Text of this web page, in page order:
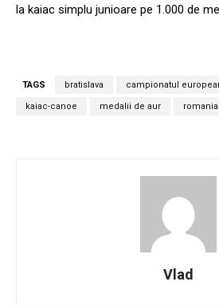
la kaiac simplu junioare pe 1.000 de
TAGS bratislava campionatul
kaiac-canoe medalii de aur romania
Vlad